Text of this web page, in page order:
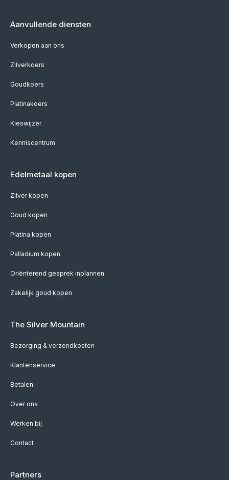
Aanvullende diensten
Verkopen aan ons
Zilverkoers
Goudkoers
Platinakoers
Kieswijzer
Kenniscentrum
Edelmetaal kopen
Zilver kopen
Goud kopen
Platina kopen
Palladium kopen
Oriënterend gesprek inplannen
Zakelijk goud kopen
The Silver Mountain
Bezorging & verzendkosten
Klantenservice
Betalen
Over ons
Werken bij
Contact
Partners